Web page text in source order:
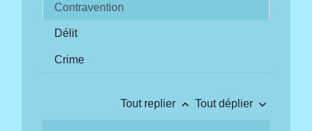
Contravention
Délit
Crime
Tout replier keyboard_arrow_up Tout déplier keyboard_arrow_down